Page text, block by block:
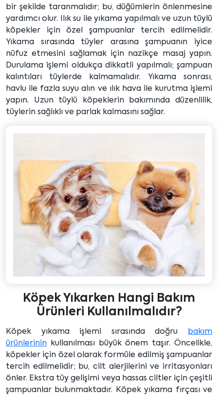
bir şekilde taranmalıdır; bu, düğümlerin önlenmesine
yardımcı olur. Ilık su ile yıkama yapılmalı ve uzun tüylü
köpekler için özel şampuanlar tercih edilmelidir.
Yıkama sırasında tüyler arasına şampuanın iyice
nüfuz etmesini sağlamak için nazikçe masaj yapın.
Durulama işlemi oldukça dikkatli yapılmalı; şampuan
kalıntıları tüylerde kalmamalıdır. Yıkama sonrası,
havlu ile fazla suyu alın ve ılık hava ile kurutma işlemi
yapın. Uzun tüylü köpeklerin bakımında düzenlilik,
tüylerin sağlıklı ve parlak kalmasını sağlar.
Köpek Yıkarken Hangi Bakım
Ürünleri Kullanılmalıdır?
Köpek yıkama işlemi sırasında doğru bakım
ürünlerinin kullanılması büyük önem taşır. Öncelikle,
köpekler için özel olarak formüle edilmiş şampuanlar
tercih edilmelidir; bu, cilt alerjilerini ve irritasyonları
önler. Ekstra tüy gelişimi veya hassas ciltler için çeşitli
şampuanlar bulunmaktadır. Köpek yıkama fırçası ve